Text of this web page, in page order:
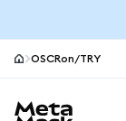
OSCRon/TRY